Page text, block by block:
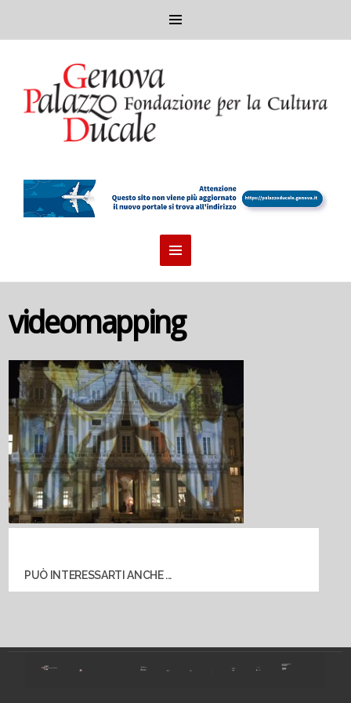
videomapping
PUÒ INTERESSARTI ANCHE ...